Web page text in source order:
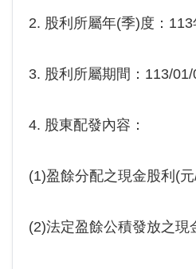
2. 股利所屬年(季)度：113
3. 股利所屬期間：113/
4. 股東配發內容：
(1)盈餘分配之現金股利(
(2)法定盈餘公積發放之現